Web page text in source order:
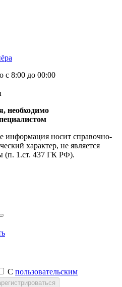
с 8:00 до 00:00
необходимо
информация носит справочно-
характер, не является
(п. 1.ст. 437 ГК РФ).
С пользовательским